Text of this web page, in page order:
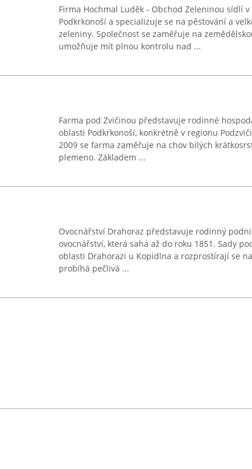
Firma Hochmal Luděk - Obchod Zeleninou sídlí
Podkrkonoší a specializuje se na pěstování a
zeleniny. Společnost se zaměřuje na
umožňuje mít plnou kontrolu nad ...
Farma pod Zvičinou představuje rodinné
oblasti Podkrkonoší, konkrétně v regionu
2009 se farma zaměřuje na chov bílých
plemeno. Základem ...
Ovocnářství Drahoraz představuje rodinný
ovocnářství, která sahá až do roku 1851. Sady
oblasti Drahorazi u Kopidlna a rozprostírají se
probíhá pečlivá ...